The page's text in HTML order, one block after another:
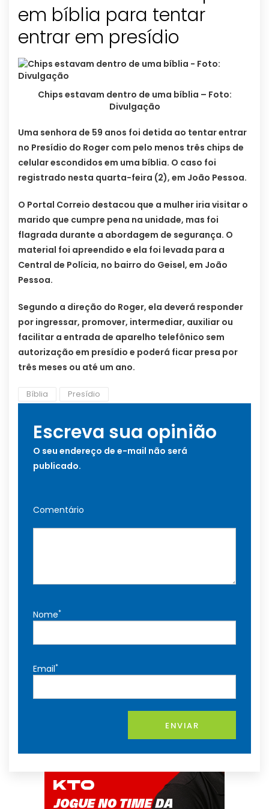
em bíblia para tentar
entrar em presídio
Chips estavam dentro de uma bíblia – Foto:
Divulgação
Uma senhora de 59 anos foi detida ao tentar entrar
no Presídio do Roger com pelo menos três chips de
celular escondidos em uma bíblia. O caso foi
registrado nesta quarta-feira (2), em João Pessoa.
O Portal Correio destacou que a mulher iria visitar o
marido que cumpre pena na unidade, mas foi
flagrada durante a abordagem de segurança. O
material foi apreendido e ela foi levada para a
Central de Polícia, no bairro do Geisel, em João
Pessoa.
Segundo a direção do Roger, ela deverá responder
por ingressar, promover, intermediar, auxiliar ou
facilitar a entrada de aparelho telefônico sem
autorização em presídio e poderá ficar presa por
três meses ou até um ano.
Bíblia Presídio
Escreva sua opinião
O seu endereço de e-mail não será
publicado.
Comentário
Nome*
Email*
ENVIAR